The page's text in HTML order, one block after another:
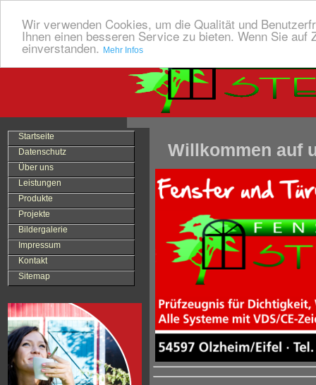
Wir verwenden Cookies, um die Qualität und
Ihnen einen besseren Service zu bieten. Wenn Sie
einverstanden. Mehr Infos
Startseite
Datenschutz
Über uns
Leistungen
Produkte
Projekte
Bildergalerie
Impressum
Kontakt
Sitemap
Willkommen auf